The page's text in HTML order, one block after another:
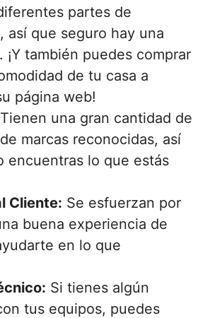
partes de
así que seguro hay una
¡Y también puedes comprar
de tu casa a
página web!
Tienen una gran cantidad de
marcas reconocidas, así
encuentras lo que estás
Cliente: Se esfuerzan por
buena experiencia de
en lo que
Si tienes algún
tus equipos, puedes